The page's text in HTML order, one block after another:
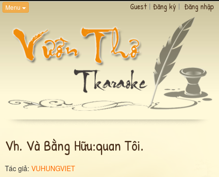
Menu Guest | Đăng ký | Đăng nhập
Vh. Và Bằng Hữu:quan Tôi.
Tác giả: VUHUNGVIET